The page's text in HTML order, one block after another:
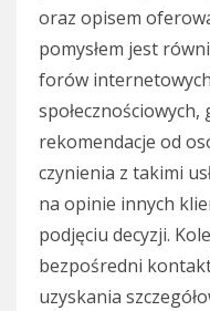
oraz opisem
pomysłem jest
forów
rekomendacje od
czynienia z takimi
na opinie innych
podjęciu decyzji.
bezpośredni
uzyskania